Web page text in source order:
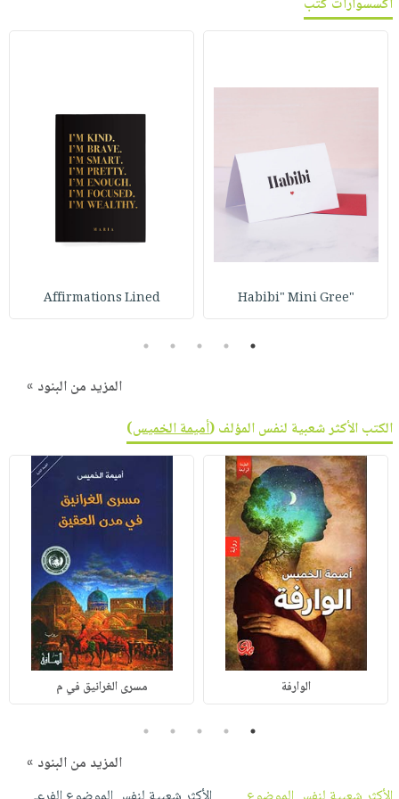
اكسسوارات كتب
"Habibi" Mini Gree
Affirmations Lined
1
2
3
4
5
المزيد من البنود »
الكتب الأكثر شعبية لنفس المؤلف (أميمة الخميس)
الوارفة مسرى الغرانيق في م
1
2
3
4
5
المزيد من البنود »